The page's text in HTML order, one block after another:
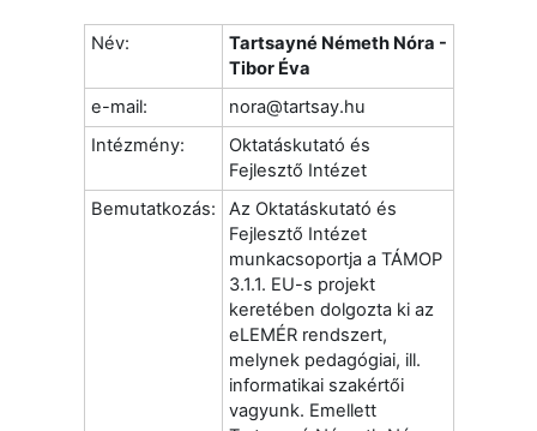
Név:
Tartsayné Németh Nóra -
Tibor Éva
e-mail:
nora@tartsay.hu
Intézmény:
Oktatáskutató és
Fejlesztő Intézet
Bemutatkozás:
Az Oktatáskutató és
Fejlesztő Intézet
munkacsoportja a TÁMOP
3.1.1. EU-s projekt
keretében dolgozta ki az
eLEMÉR rendszert,
melynek pedagógiai, ill.
informatikai szakértői
vagyunk. Emellett